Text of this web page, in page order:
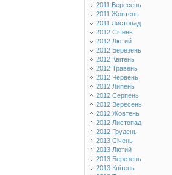
2011 Вересень
2011 Жовтень
2011 Листопад
2012 Січень
2012 Лютий
2012 Березень
2012 Квітень
2012 Травень
2012 Червень
2012 Липень
2012 Серпень
2012 Вересень
2012 Жовтень
2012 Листопад
2012 Грудень
2013 Січень
2013 Лютий
2013 Березень
2013 Квітень